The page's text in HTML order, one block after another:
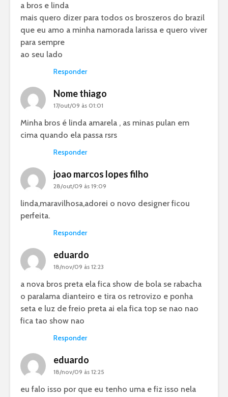
a bros e linda
mais quero dizer para todos os broszeros do brazil
que eu amo a minha namorada larissa e quero viver
para sempre
ao seu lado
Responder
Nome thiago
17/out/09 às 01:01
Minha bros é linda amarela , as minas pulan em
cima quando ela passa rsrs
Responder
joao marcos lopes filho
28/out/09 às 19:09
linda,maravilhosa,adorei o novo designer ficou
perfeita.
Responder
eduardo
18/nov/09 às 12:23
a nova bros preta ela fica show de bola se rabacha
o paralama dianteiro e tira os retrovizo e ponha
seta e luz de freio preta ai ela fica top se nao nao
fica tao show nao
Responder
eduardo
18/nov/09 às 12:25
eu falo isso por que eu tenho uma e fiz isso nela